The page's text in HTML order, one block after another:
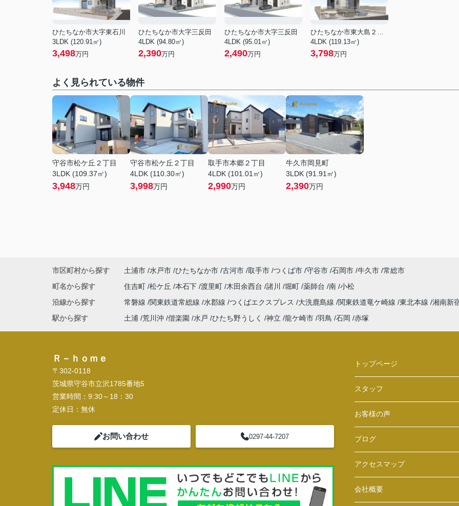
ひたちなか市大字東石川
3LDK (120.91㎡)
3,498万円
ひたちなか市大字三反田
4LDK (94.80㎡)
2,390万円
ひたちなか市大字三反田
4LDK (95.01㎡)
2,490万円
ひたちなか市東大島２丁目
4LDK (119.13㎡)
3,798万円
よく見られている物件
守谷市松ケ丘２丁目
3LDK (109.37㎡)
3,948万円
守谷市松ケ丘２丁目
4LDK (110.30㎡)
3,998万円
取手市本郷２丁目
4LDK (101.01㎡)
2,990万円
牛久市岡見町
3LDK (91.91㎡)
2,390万円
市区町村から探す 土浦市 水戸市 ひたちなか市 古河市 取手市 つくば市 守谷市 石岡市 牛久市 常総市
町名から探す
住吉町 松ケ丘 本石下 渡里町 木田余西台 諸川 堀町 薬師台 南 小松
沿線から探す
常磐線 関東鉄道常総線 水郡線 つくばエクスプレス 大洗鹿島線 関東鉄道竜ケ崎線 東北本線 湘南新
駅から探す
土浦 荒川沖 偕楽園 水戸 ひたち野うしく 神立 龍ケ崎市 羽鳥 石岡 赤塚
Ｒ－ｈｏｍｅ
〒302-0118
茨城県守谷市立沢1785番地5
営業時間： 9:30～18：30
定休日： 無休
お問い合わせ 0297-44-7207
トップページ
スタッフ
お客様の声
ブログ
アクセスマップ
会社概要